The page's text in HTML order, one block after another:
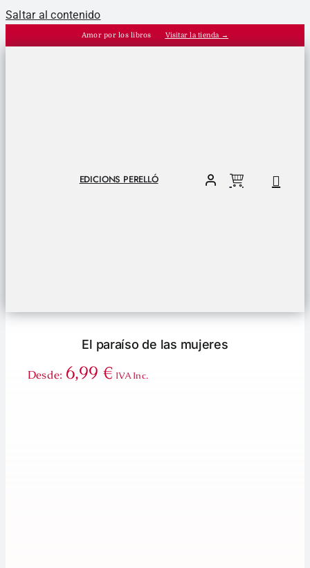
Saltar al contenido
Amor por los libros Visitar la tienda →
EDICIONS PERELLÓ
El paraíso de las mujeres
Desde: 6,99 € IVA Inc.